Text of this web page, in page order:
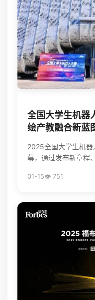
全国大学生机器
绘产教融合新蓝
2025全国大学生机器
幕，通过发布新章程
力人才和推动...
01-15👁️ 751